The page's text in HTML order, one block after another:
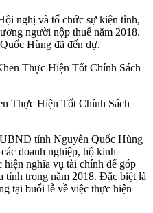
nghị và tổ chức sự kiện tỉnh,
người nộp thuế năm 2018.
Hùng đã đến dự.
Thực Hiện Tốt Chính Sách
tỉnh Nguyễn Quốc Hùng
doanh nghiệp, hộ kinh
hiện nghĩa vụ tài chính để góp
tỉnh trong năm 2018. Đặc biệt là
tại buổi lễ về việc thực hiện